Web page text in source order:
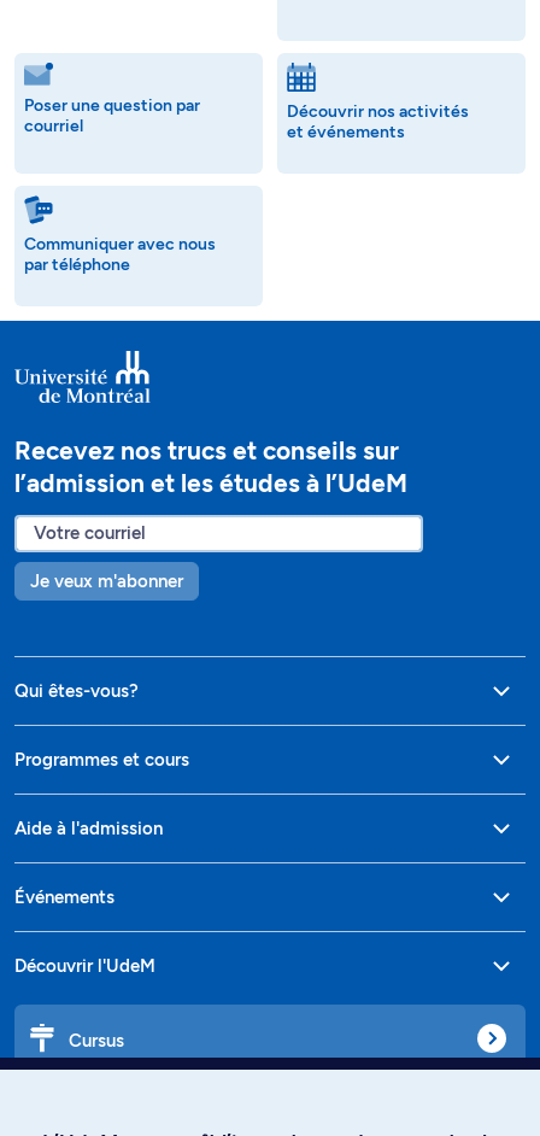
Poser une question par
courriel
Découvrir nos activités
et événements
Communiquer avec nous
par téléphone
Recevez nos trucs et conseils sur
l’admission et les études à l’UdeM
Je veux m'abonner
Qui êtes-vous?
Programmes et cours
Aide à l'admission
Événements
Découvrir l'UdeM
Cursus